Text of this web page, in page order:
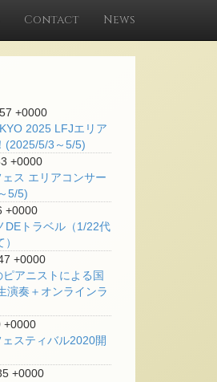
Contact News
+0000
2025 LFJエリア
(2025/5/3～5/5)
+0000
ス エリアコンサー
5/5)
+0000
DEトラベル（1/22代
+0000
アニストによる国
演奏＋オンラインラ
+0000
スティバル2020開
+0000